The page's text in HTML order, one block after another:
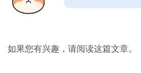
如果您有兴趣，请阅读这篇文章。